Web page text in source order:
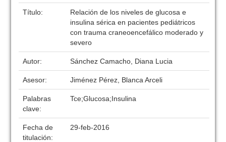
Título:
Relación de los niveles de glucosa e
insulina sérica en pacientes pediátricos
con trauma craneoencefálico moderado y
severo
Autor: Sánchez Camacho, Diana Lucia
Asesor: Jiménez Pérez, Blanca Arceli
Palabras
clave:
Tce;Glucosa;Insulina
Fecha de
titulación:
29-feb-2016